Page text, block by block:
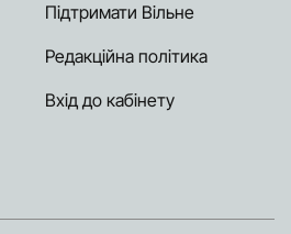
Підтримати Вільне
Редакційна політика
Вхід до кабінету